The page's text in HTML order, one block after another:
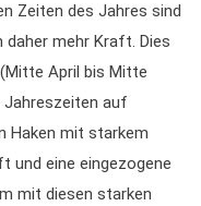
Zeiten des Jahres sind
daher mehr Kraft. Dies
April bis Mitte
Jahreszeiten auf
Haken mit starkem
und eine eingezogene
mit diesen starken